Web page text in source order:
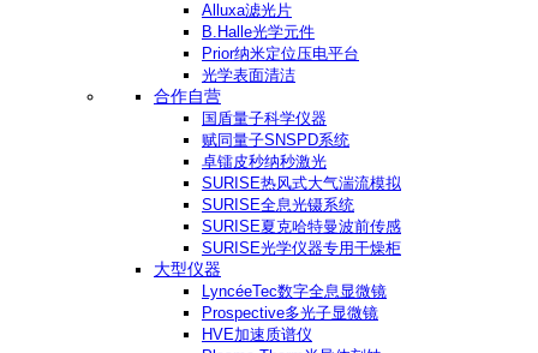
Alluxa滤光片
B.Halle光学元件
Prior纳米定位压电平台
光学表面清洁
合作自营
国盾量子科学仪器
赋同量子SNSPD系统
卓镭皮秒纳秒激光
SURISE热风式大气湍流模拟
SURISE全息光镊系统
SURISE夏克哈特曼波前传感
SURISE光学仪器专用干燥柜
大型仪器
LyncéeTec数字全息显微镜
Prospective多光子显微镜
HVE加速质谱仪